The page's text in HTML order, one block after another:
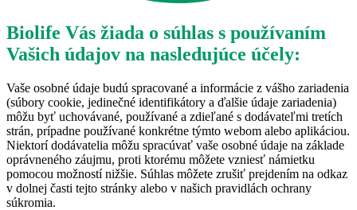
Biolife Vás žiada o súhlas s používaním
Vašich údajov na nasledujúce účely:
Vaše osobné údaje budú spracované a informácie z vášho zariadenia
(súbory cookie, jedinečné identifikátory a ďalšie údaje zariadenia)
môžu byť uchovávané, používané a zdieľané s dodávateľmi tretích
strán, prípadne používané konkrétne týmto webom alebo aplikáciou.
Niektorí dodávatelia môžu spracúvať vaše osobné údaje na základe
oprávneného záujmu, proti ktorému môžete vzniesť námietku
pomocou možností nižšie. Súhlas môžete zrušiť prejdením na odkaz
v dolnej časti tejto stránky alebo v našich pravidlách ochrany
súkromia.